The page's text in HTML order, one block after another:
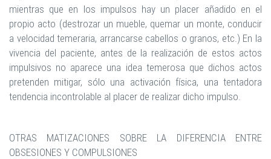
mientras que en los impulsos hay un placer añadido en el
propio acto (destrozar un mueble, quemar un monte, conducir
a velocidad temeraria, arrancarse cabellos o granos, etc.) En la
vivencia del paciente, antes de la realización de estos actos
impulsivos no aparece una idea temerosa que dichos actos
pretenden mitigar, sólo una activación física, una tentadora
tendencia incontrolable al placer de realizar dicho impulso.
OTRAS MATIZACIONES SOBRE LA DIFERENCIA ENTRE
OBSESIONES Y COMPULSIONES